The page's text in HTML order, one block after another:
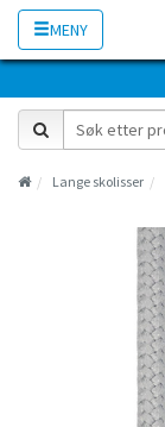
MENY
Lange skolisser